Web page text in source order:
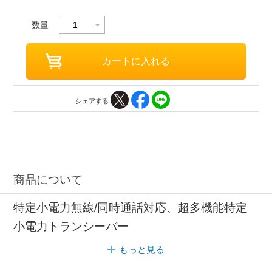
数量
シェアする
商品について
特定小電力無線/同時通話対応、超多機能特定
小電力トランシーバー
もっと見る